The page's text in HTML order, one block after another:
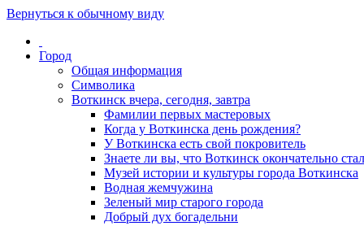
Вернуться к обычному виду
Город
Общая информация
Символика
Воткинск вчера, сегодня, завтра
Фамилии первых мастеровых
Когда у Воткинска день рождения?
У Воткинска есть свой покровитель
Знаете ли вы, что Воткинск окончательно
Музей истории и культуры города Воткинска
Водная жемчужина
Зеленый мир старого города
Добрый дух богадельни